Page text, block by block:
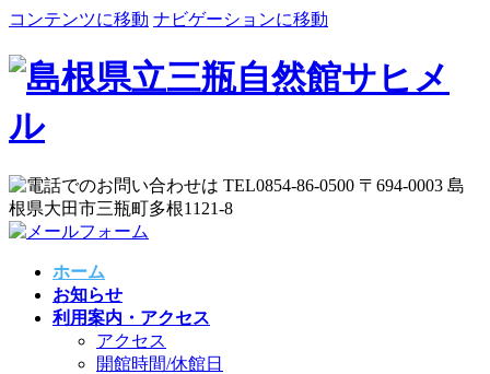
コンテンツに移動 ナビゲーションに移動
ホーム
お知らせ
利用案内・アクセス
アクセス
開館時間/休館日